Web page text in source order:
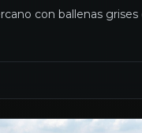
con ballenas